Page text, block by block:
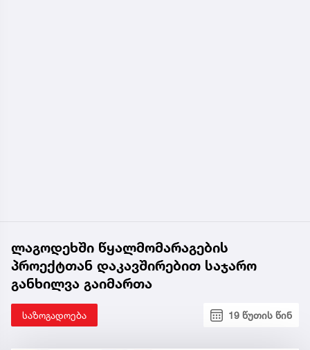
ლაგოდეხში წყალმომარაგების
პროექტთან დაკავშირებით საჯარო
განხილვა გაიმართა
საზოგადოება 19 წუთის წინ